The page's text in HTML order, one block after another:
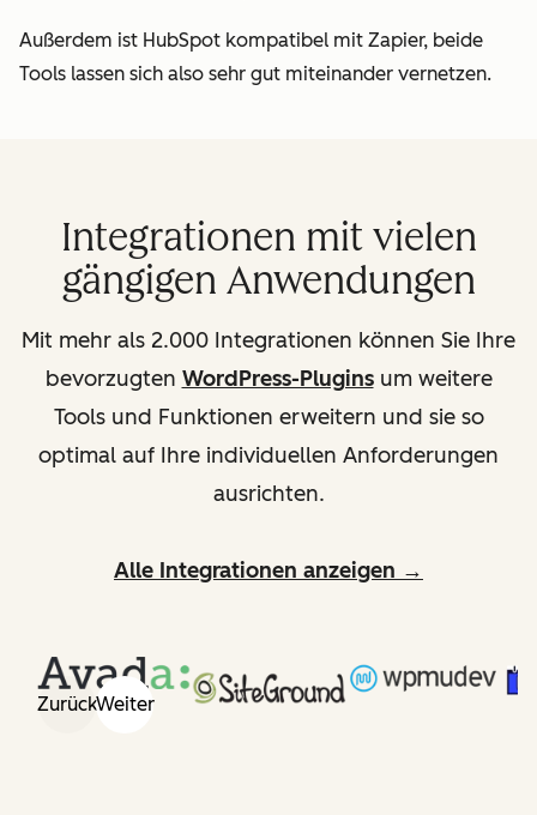
Außerdem ist HubSpot kompatibel mit Zapier, beide
Tools lassen sich also sehr gut miteinander vernetzen.
Integrationen mit vielen
gängigen Anwendungen
Mit mehr als 2.000 Integrationen können Sie Ihre
bevorzugten WordPress-Pluginsum weitere
Tools und Funktionen erweitern und sie so
optimal auf Ihre individuellen Anforderungen
ausrichten.
Alle Integrationen anzeigen →
ZurückWeiter